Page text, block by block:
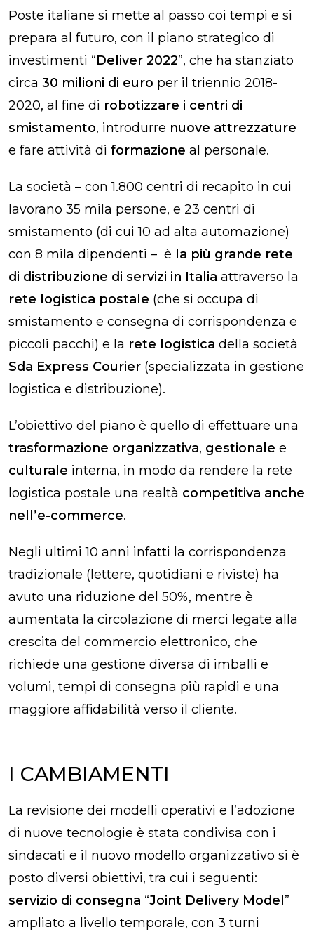
Poste italiane si mette al passo coi tempi e si
prepara al futuro, con il piano strategico di
investimenti “Deliver 2022”, che ha stanziato
circa 30 milioni di euro per il triennio 2018-
2020, al fine di robotizzare i centri di
smistamento, introdurre nuove attrezzature
e fare attività di formazione al personale.
La società – con 1.800 centri di recapito in cui
lavorano 35 mila persone, e 23 centri di
smistamento (di cui 10 ad alta automazione)
con 8 mila dipendenti – è la più grande rete
di distribuzione di servizi in Italia attraverso la
rete logistica postale (che si occupa di
smistamento e consegna di corrispondenza e
piccoli pacchi) e la rete logistica della società
Sda Express Courier (specializzata in gestione
logistica e distribuzione).
L’obiettivo del piano è quello di effettuare una
trasformazione organizzativa, gestionale e
culturale interna, in modo da rendere la rete
logistica postale una realtà competitiva anche
nell’e-commerce.
Negli ultimi 10 anni infatti la corrispondenza
tradizionale (lettere, quotidiani e riviste) ha
avuto una riduzione del 50%, mentre è
aumentata la circolazione di merci legate alla
crescita del commercio elettronico, che
richiede una gestione diversa di imballi e
volumi, tempi di consegna più rapidi e una
maggiore affidabilità verso il cliente.
I CAMBIAMENTI
La revisione dei modelli operativi e l’adozione
di nuove tecnologie è stata condivisa con i
sindacati e il nuovo modello organizzativo si è
posto diversi obiettivi, tra cui i seguenti:
servizio di consegna “Joint Delivery Model ”
ampliato a livello temporale, con 3 turni